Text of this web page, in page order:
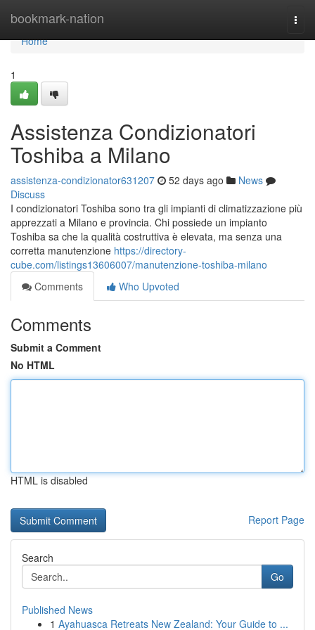
bookmark-nation
Home
Home
1
Assistenza Condizionatori
Toshiba a Milano
assistenza-condizionator631207 52 days ago
News
Discuss
I condizionatori Toshiba sono tra gli impianti di climatizzazione più
apprezzati a Milano e provincia. Chi possiede un impianto
Toshiba sa che la qualità costruttiva è elevata, ma senza una
corretta manutenzione https://directory-
cube.com/listings13606007/manutenzione-toshiba-milano
Comments
Who Upvoted
Comments
Submit a Comment
No HTML
HTML is disabled
Report Page
Search
Go
Published News
1 Ayahuasca Retreats New Zealand: Your Guide to ...